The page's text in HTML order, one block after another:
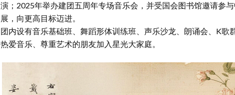
演；2025年举办建团五周年专场音乐会，并受国会图书馆邀请参
展，向更高目标迈进。
团内设有音乐基础班、舞蹈形体训练班、声乐沙龙、朗诵会、K歌
热爱音乐、尊重艺术的朋友加入星光大家庭。